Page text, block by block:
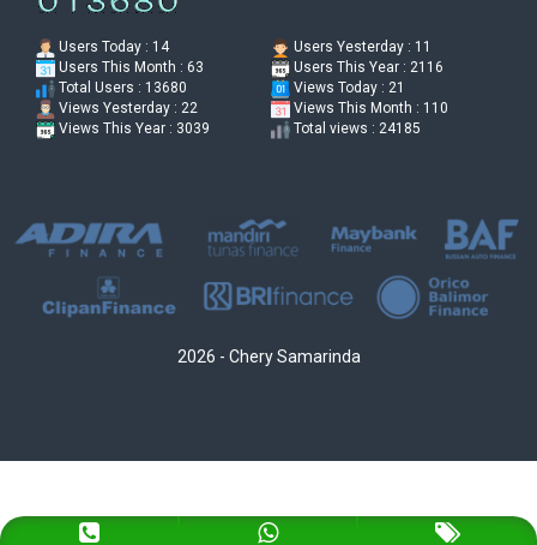
Users Today : 14
Users Yesterday : 11
Users This Month : 63
Users This Year : 2116
Total Users : 13680
Views Today : 21
Views Yesterday : 22
Views This Month : 110
Views This Year : 3039
Total views : 24185
2026 - Chery Samarinda